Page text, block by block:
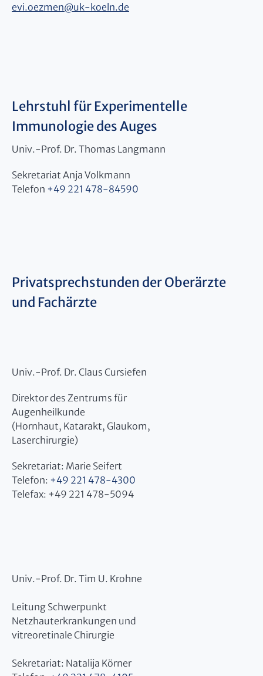
evi.oezmen@uk-koeln.de
Lehrstuhl für Experimentelle
Immunologie des Auges
Univ.-Prof. Dr. Thomas Langmann
Sekretariat Anja Volkmann
Telefon +49 221 478-84590
Privatsprechstunden der Oberärzte
und Fachärzte
Univ.-Prof. Dr. Claus Cursiefen
Direktor des Zentrums für
Augenheilkunde
(Hornhaut, Katarakt, Glaukom,
Laserchirurgie)
Sekretariat: Marie Seifert
Telefon: +49 221 478-4300
Telefax: +49 221 478-5094
Univ.-Prof. Dr. Tim U. Krohne
Leitung Schwerpunkt
Netzhauterkrankungen und
vitreoretinale Chirurgie
Sekretariat: Natalija Körner